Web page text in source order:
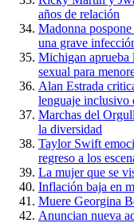
años de relación
Madonna
una grave
Michigan aprueba
sexual para
Alan Estrada
lenguaje
Marchas del
la diversidad
Taylor Swift
regreso a los
La mujer que se
Inflación baja en
Muere Georgina
Anuncian nueva